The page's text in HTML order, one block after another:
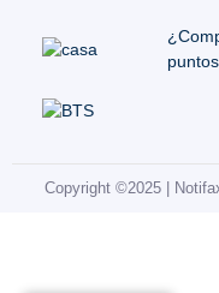
Copyright ©2025 |